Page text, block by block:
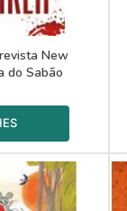
New
do Sabão